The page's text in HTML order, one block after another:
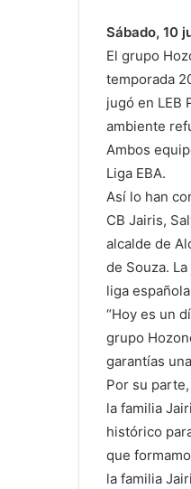
Sábado, 10
El grupo
temporada
jugó en LEB
ambiente
Ambos
Liga EBA.
Así lo han
CB Jairis,
alcalde de
de Souza.
liga
“Hoy es un
grupo
garantías
Por su
la familia
histórico
que
la familia